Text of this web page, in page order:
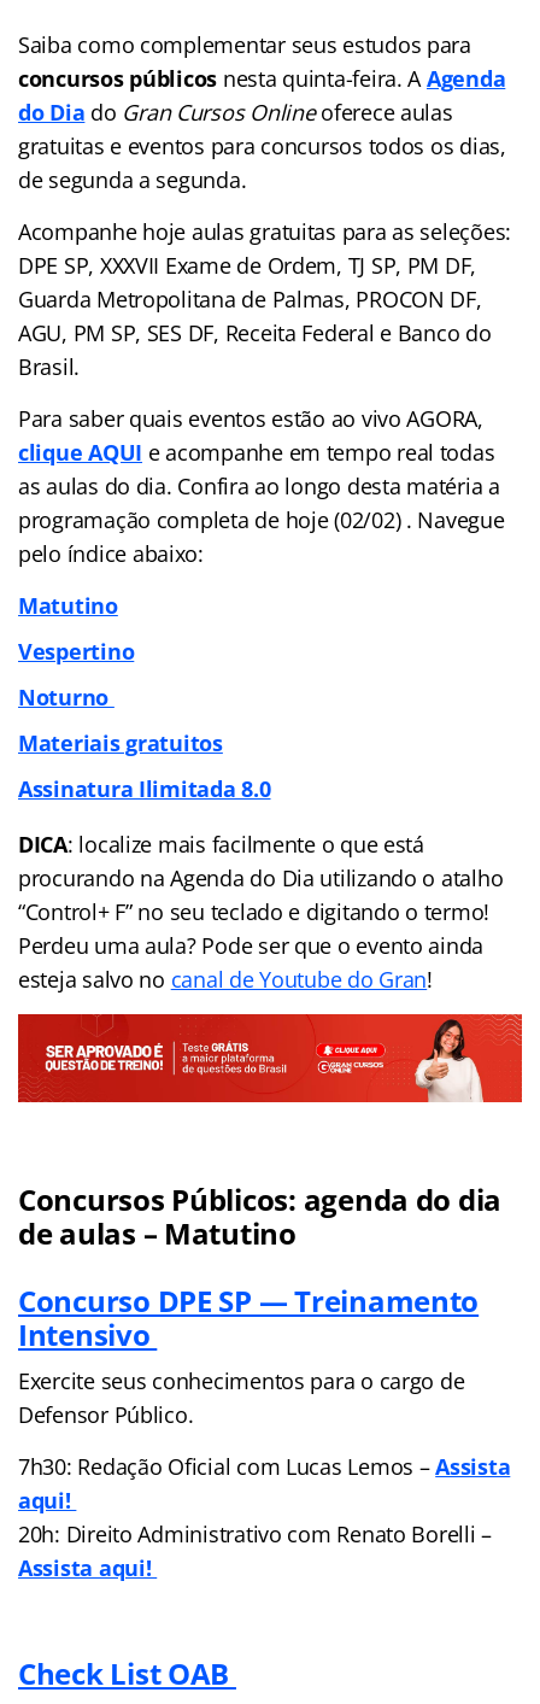
Saiba como complementar seus estudos para
concursos públicos nesta quinta-feira. AAgenda
do Dia do Gran Cursos Onlineoferece aulas
gratuitas e eventos para concursos todos os dias,
de segunda a segunda.
Acompanhe hoje aulas gratuitas para as seleções:
DPE SP, XXXVII Exame de Ordem, TJ SP, PM DF,
Guarda Metropolitana de Palmas, PROCON DF,
AGU, PM SP, SES DF, Receita Federal e Banco do
Brasil.
Para saber quais eventos estão ao vivo AGORA,
clique AQUI e acompanhe em tempo real todas
as aulas do dia. Confira ao longo desta matéria a
programação completa de hoje (02/02) . Navegue
pelo índice abaixo:
Matutino
Vespertino
Noturno
Materiais gratuitos
Assinatura Ilimitada 8.0
DICA: localize mais facilmente o que está
procurando na Agenda do Dia utilizando o atalho
“Control+ F” no seu teclado e digitando o termo!
Perdeu uma aula? Pode ser que o evento ainda
esteja salvo no canal de Youtube do Gran!
Concursos Públicos: agenda do dia
de aulas – Matutino
Concurso DPE SP — Treinamento
Intensivo
Exercite seus conhecimentos para o cargo de
Defensor Público.
7h30: Redação Oficial com Lucas Lemos –Assista
aqui!
20h: Direito Administrativo com Renato Borelli –
Assista aqui!
Check List OAB